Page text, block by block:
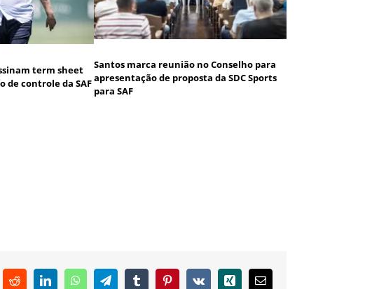
term sheet
de controle da SAF
Santos marca reunião no Conselho para
apresentação de proposta da SDC Sports
para SAF
RedditLinkedInWhatsAppTelegramTumblr PinterestVk Xing
E-